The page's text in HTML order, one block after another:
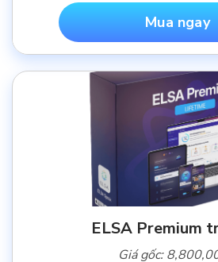
Mua ngay
ELSA Premium
Giá gốc: